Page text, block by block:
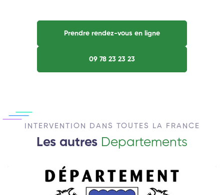
Prendre rendez-vous en ligne
09 78 23 23 23
INTERVENTION DANS TOUTES LA FRANCE
Les autres Departements